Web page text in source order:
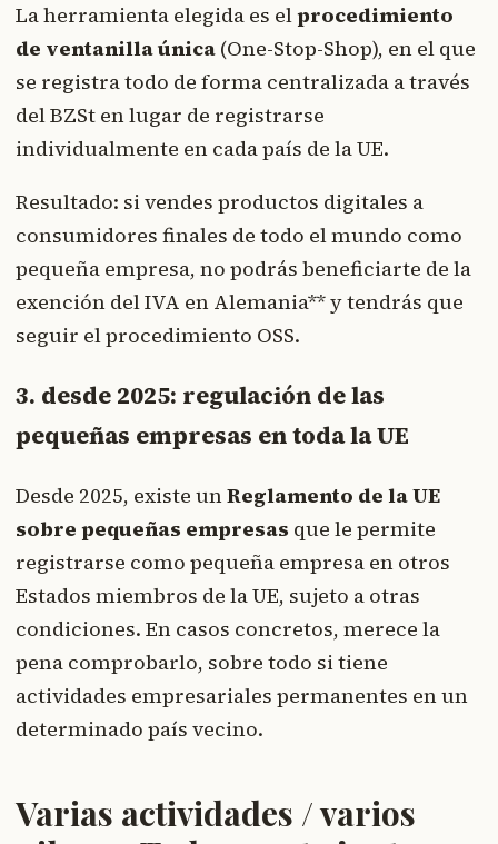
La herramienta elegida es elprocedimiento
de ventanilla única (One-Stop-Shop), en el que
se registra todo de forma centralizada a través
del BZSt en lugar de registrarse
individualmente en cada país de la UE.
Resultado: si vendes productos digitales a
consumidores finales de todo el mundo como
pequeña empresa, no podrás beneficiarte de la
exención del IVA en Alemania** y tendrás que
seguir el procedimiento OSS.
3. desde 2025: regulación de las
pequeñas empresas en toda la UE
Desde 2025, existe unReglamento de la UE
sobre pequeñas empresas que le permite
registrarse como pequeña empresa en otros
Estados miembros de la UE, sujeto a otras
condiciones. En casos concretos, merece la
pena comprobarlo, sobre todo si tiene
actividades empresariales permanentes en un
determinado país vecino.
Varias actividades / varios